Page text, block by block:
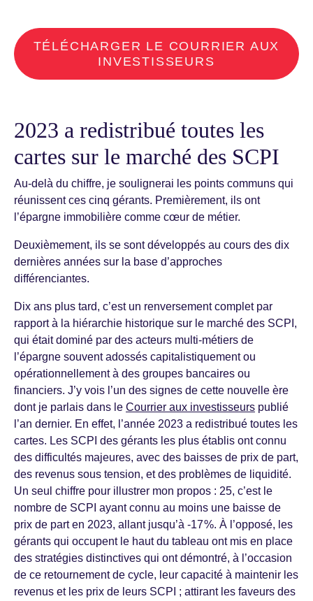
TÉLÉCHARGER LE COURRIER AUX
INVESTISSEURS
2023 a redistribué toutes les
cartes sur le marché des SCPI
Au-delà du chiffre, je soulignerai les points communs qui
réunissent ces cinq gérants. Premièrement, ils ont
l’épargne immobilière comme cœur de métier.
Deuxièmement, ils se sont développés au cours des dix
dernières années sur la base d’approches
différenciantes.
Dix ans plus tard, c’est un renversement complet par
rapport à la hiérarchie historique sur le marché des SCPI,
qui était dominé par des acteurs multi-métiers de
l’épargne souvent adossés capitalistiquement ou
opérationnellement à des groupes bancaires ou
financiers. J’y vois l’un des signes de cette nouvelle ère
dont je parlais dans le Courrier aux investisseurs publié
l’an dernier. En effet, l’année 2023 a redistribué toutes les
cartes. Les SCPI des gérants les plus établis ont connu
des difficultés majeures, avec des baisses de prix de part,
des revenus sous tension, et des problèmes de liquidité.
Un seul chiffre pour illustrer mon propos : 25, c’est le
nombre de SCPI ayant connu au moins une baisse de
prix de part en 2023, allant jusqu’à -17 %. À l’opposé, les
gérants qui occupent le haut du tableau ont mis en place
des stratégies distinctives qui ont démontré, à l’occasion
de ce retournement de cycle, leur capacité à maintenir les
revenus et les prix de leurs SCPI ; attirant les faveurs des